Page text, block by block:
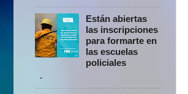
Están abiertas
las inscripciones
para formarte en
las escuelas
policiales
.